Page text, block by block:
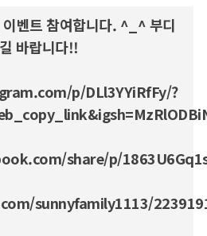
벤트 참여합니다. ^_^ 부디
바랍니다!!
p/DLl3YYiRfFy/?
share/p/
sunnyfamily1113/